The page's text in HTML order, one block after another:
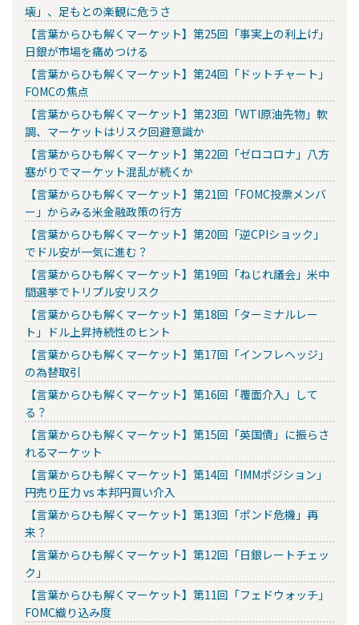
壊」、足もとの楽観に危うさ
【言葉からひも解くマーケット】第25回「事実上の利上げ」
日銀が市場を痛めつける
【言葉からひも解くマーケット】第24回「ドットチャート」
FOMCの焦点
【言葉からひも解くマーケット】第23回「WTI原油先物」軟
調、マーケットはリスク回避意識か
【言葉からひも解くマーケット】第22回「ゼロコロナ」八方
塞がりでマーケット混乱が続くか
【言葉からひも解くマーケット】第21回「FOMC投票メンバ
ー」からみる米金融政策の行方
【言葉からひも解くマーケット】第20回「逆CPIショック」
でドル安が一気に進む？
【言葉からひも解くマーケット】第19回「ねじれ議会」米中
間選挙でトリプル安リスク
【言葉からひも解くマーケット】第18回「ターミナルレー
ト」ドル上昇持続性のヒント
【言葉からひも解くマーケット】第17回「インフレヘッジ」
の為替取引
【言葉からひも解くマーケット】第16回「覆面介入」して
る？
【言葉からひも解くマーケット】第15回「英国債」に振らさ
れるマーケット
【言葉からひも解くマーケット】第14回「IMMポジション」
円売り圧力 vs 本邦円買い介入
【言葉からひも解くマーケット】第13回「ポンド危機」再
来？
【言葉からひも解くマーケット】第12回「日銀レートチェッ
ク」
【言葉からひも解くマーケット】第11回「フェドウォッチ」
FOMC織り込み度